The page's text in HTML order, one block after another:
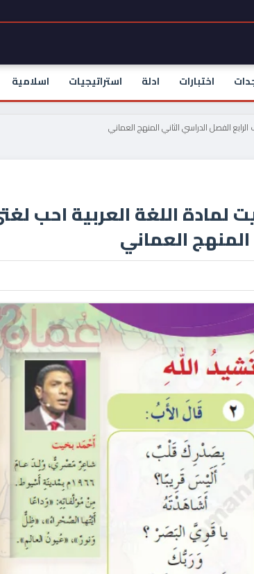
اختبارات ادلة استراتيجيات اسلامية
الفصل الدراسي الثاني المنهج العماني
لمادة اللغة العربية احب
العماني